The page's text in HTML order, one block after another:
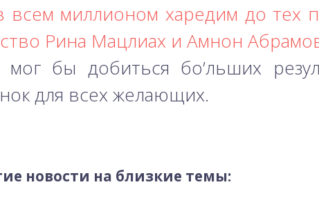
миллионом харедим до тех
Рина Мацлиах и Амнон
бы добиться бо’льших
для всех желающих.
новости на близкие темы: